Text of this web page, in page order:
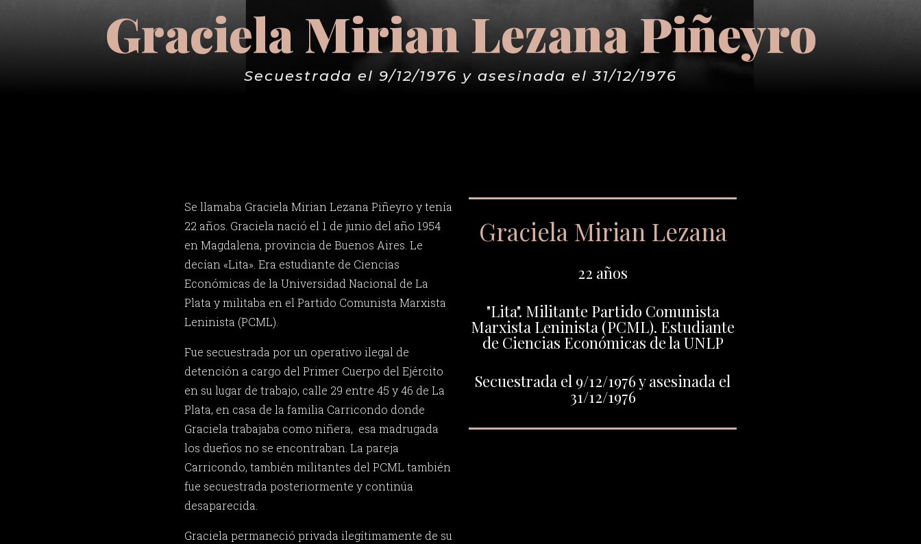
Graciela Mirian Lezana Piñeyro
Secuestrada el 9/12/1976 y asesinada el 31/12/1976
Se llamaba Graciela Mirian Lezana Piñeyro y tenía
22 años. Graciela nació el 1 de junio del año 1954
en Magdalena, provincia de Buenos Aires. Le
decían «Lita». Era estudiante de Ciencias
Económicas de la Universidad Nacional de La
Plata y militaba en el Partido Comunista Marxista
Leninista (PCML).
Fue secuestrada por un operativo ilegal de
detención a cargo del Primer Cuerpo del Ejército
en su lugar de trabajo, calle 29 entre 45 y 46 de La
Plata, en casa de la familia Carricondo donde
Graciela trabajaba como niñera, esa madrugada
los dueños no se encontraban. La pareja
Carricondo, también militantes del PCML también
fue secuestrada posteriormente y continúa
desaparecida.
Graciela permaneció privada ilegítimamente de su
Graciela Mirian Lezana
22 años
"Lita". Militante Partido Comunista
Marxista Leninista (PCML). Estudiante
de Ciencias Económicas de la UNLP
Secuestrada el 9/12/1976 y asesinada el
31/12/1976